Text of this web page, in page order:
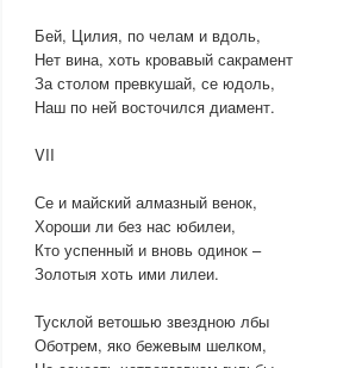
Бей, Цилия, по челам и вдоль,
Нет вина, хоть кровавый сакрамент
За столом превкушай, се юдоль,
Наш по ней восточился диамент.
VII
Се и майский алмазный венок,
Хороши ли без нас юбилеи,
Кто успенный и вновь одинок –
Золотыя хоть ими лилеи.
Тусклой ветошью звездною лбы
Оботрем, яко бежевым шелком,